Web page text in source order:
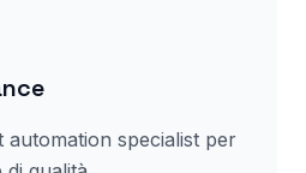
automation specialist per